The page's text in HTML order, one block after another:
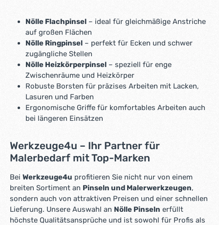
Nölle Flachpinsel – ideal für gleichmäßige Anstriche
auf großen Flächen
Nölle Ringpinsel – perfekt für Ecken und schwer
zugängliche Stellen
Nölle Heizkörperpinsel – speziell für enge
Zwischenräume und Heizkörper
Robuste Borsten für präzises Arbeiten mit Lacken,
Lasuren und Farben
Ergonomische Griffe für komfortables Arbeiten auch
bei längeren Einsätzen
Werkzeuge4u – Ihr Partner für
Malerbedarf mit Top-Marken
Bei Werkzeuge4u profitieren Sie nicht nur von einem
breiten Sortiment an Pinseln und Malerwerkzeugen,
sondern auch von attraktiven Preisen und einer schnellen
Lieferung. Unsere Auswahl an Nölle Pinseln erfüllt
höchste Qualitätsansprüche und ist sowohl für Profis als